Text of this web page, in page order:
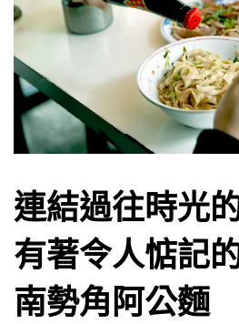
連結過往時光
有著令人惦記
南勢角阿公麵